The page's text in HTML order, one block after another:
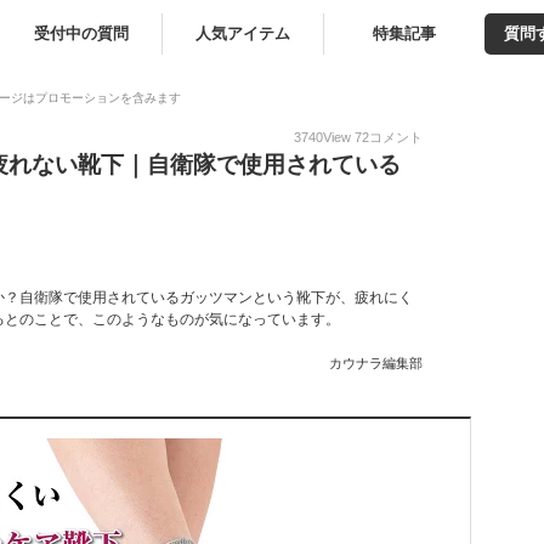
受付中の質問 人気アイテム 特集記事 質問
ジはプロモーションを含みます
3740View 72コメント
ない靴下｜自衛隊で使用されている
自衛隊で使用されているガッツマンという靴下が、疲れにく
のことで、このようなものが気になっています。
カウナラ編集部